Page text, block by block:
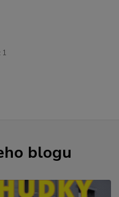
1
blogu